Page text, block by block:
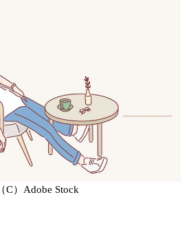
（C）Adobe Stock